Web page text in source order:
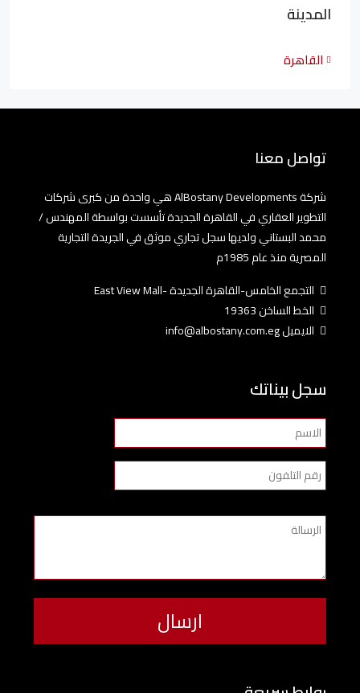
المدينة
القاهرة
تواصل معنا
شركة AlBostany Developments هي واحدة من كبرى شركات
التطوير العقاري في القاهرة الجديدة تأسست بواسطة المهندس /
محمد البستاني ولديها سجل تجاري موثق في الجريدة التجارية
المصرية منذ عام 1985م
التجمع الخامس-القاهرة الجديدة -East View Mall
الخط الساخن 19363
الايميل info@albostany.com.eg
سجل بيناتك